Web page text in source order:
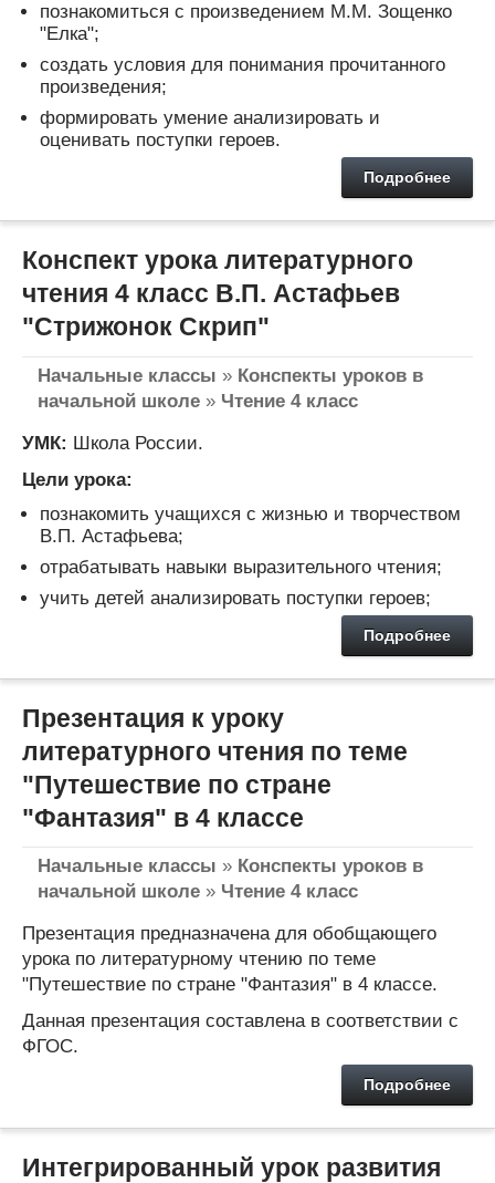
познакомиться с произведением М.М. Зощенко
"Елка";
создать условия для понимания прочитанного
произведения;
формировать умение анализировать и
оценивать поступки героев.
Подробнее
Конспект урока литературного
чтения 4 класс В.П. Астафьев
"Стрижонок Скрип"
Начальные классы » Конспекты уроков в
начальной школе » Чтение 4 класс
УМК: Школа России.
Цели урока:
познакомить учащихся с жизнью и творчеством
В.П. Астафьева;
отрабатывать навыки выразительного чтения;
учить детей анализировать поступки героев;
Подробнее
Презентация к уроку
литературного чтения по теме
"Путешествие по стране
"Фантазия" в 4 классе
Начальные классы » Конспекты уроков в
начальной школе » Чтение 4 класс
Презентация предназначена для обобщающего
урока по литературному чтению по теме
"Путешествие по стране "Фантазия" в 4 классе.
Данная презентация составлена в соответствии с
ФГОС.
Подробнее
Интегрированный урок развития